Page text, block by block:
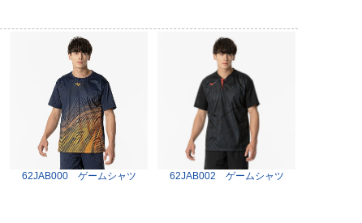
62JAB000 ゲームシャツ 62JAB002 ゲームシャツ